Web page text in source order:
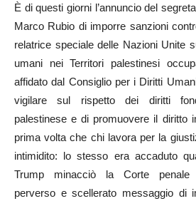
È di questi giorni l’annuncio del
Marco Rubio di imporre sanzioni
relatrice speciale delle Nazioni Unite
umani nei Territori palestinesi
affidato dal Consiglio per i Diritti
vigilare sul rispetto dei diritti
palestinese e di promuovere il diritto
prima volta che chi lavora per la
intimidito: lo stesso era accaduto
Trump minacciò la Corte penale
perverso e scellerato messaggio di